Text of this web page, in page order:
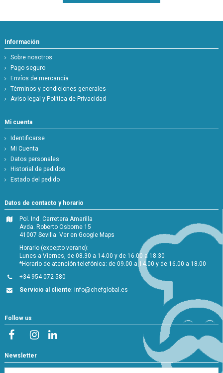
Información
Sobre nosotros
Pago seguro
Envíos de mercancía
Términos y condiciones generales
Aviso legal y Política de Privacidad
Mi cuenta
Identificarse
Mi Cuenta
Datos personales
Historial de pedidos
Estado del pedido
Datos de contacto y horario
Pol. Ind. Carretera Amarilla
Avda. Roberto Osborne 15
41007 Sevilla.Ver en Google Maps
Horario (excepto verano):
Lunes a Viernes, de 08.30 a 14.00 y de 16.00 a 18.30
*Horario de atención telefónica: de 09.00 a 14.00 y de 16.00 a 18.00
+34 954 072 580
Servicio al cliente:info@chefglobal.es
Follow us
Newsletter